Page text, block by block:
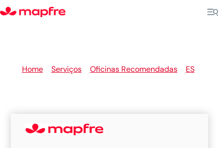
Home> Serviços> Oficinas Recomendadas> ES